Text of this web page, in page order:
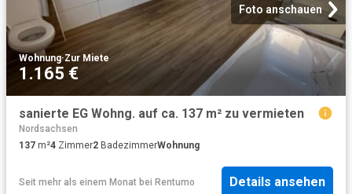
Foto anschauen
Wohnung·Zur Miete
1.165 €
sanierte EG Wohng. auf ca. 137 m² zu vermieten
Nordsachsen
137 m²4 Zimmer2 BadezimmerWohnung
Seit mehr als einem Monat bei Rentumo Details ansehen